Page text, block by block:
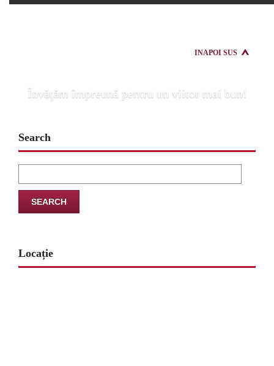
INAPOI SUS
Învăţăm împreună pentru un viitor mai bun!
Search
for:
Locație